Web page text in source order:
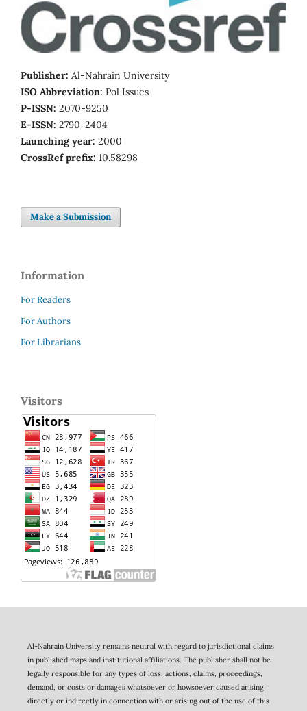
Publisher: Al-Nahrain University
ISO Abbreviation: Pol Issues
P-ISSN: 2070-9250
E-ISSN: 2790-2404
Launching year: 2000
CrossRef prefix: 10.58298
Make a Submission
Information
For Readers
For Authors
For Librarians
Visitors
Al-Nahrain University remains neutral with regard to jurisdictional claims
in published maps and institutional affiliations. The publisher shall not be
legally responsible for any types of loss, actions, claims, proceedings,
demand, or costs or damages whatsoever or howsoever caused arising
directly or indirectly in connection with or arising out of the use of this